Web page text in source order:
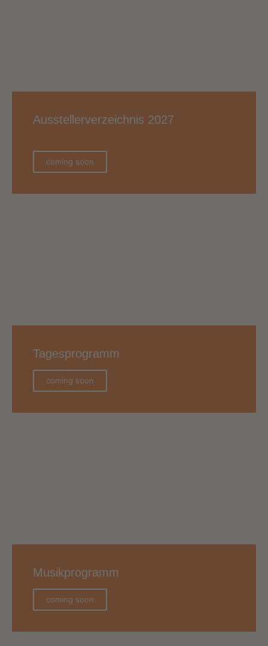
Ausstellerverzeichnis 2027
coming soon
Tagesprogramm
coming soon
Musikprogramm
coming soon